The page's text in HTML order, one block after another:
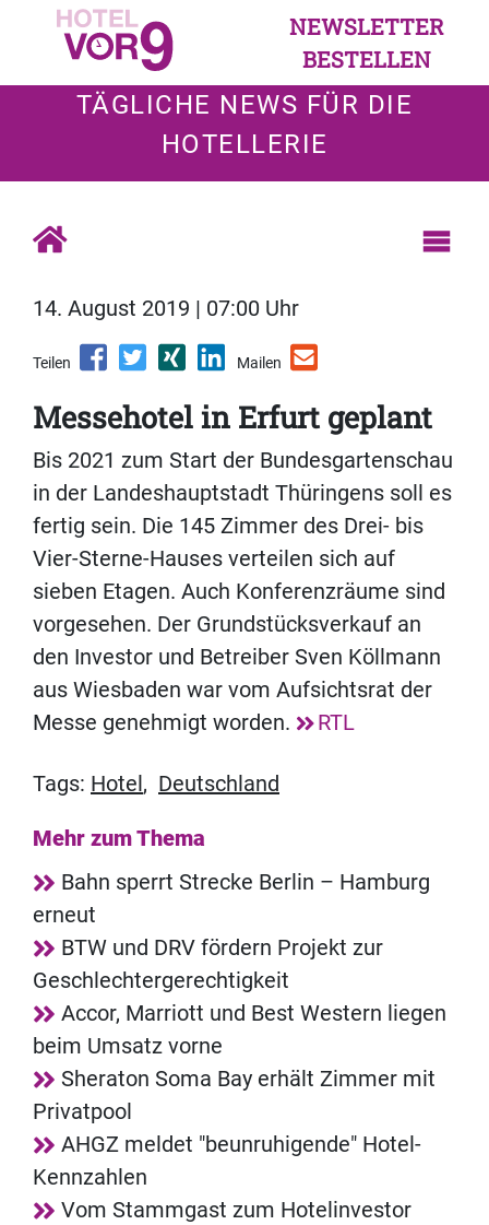
NEWSLETTER
BESTELLEN
TÄGLICHE NEWS FÜR DIE
HOTELLERIE
14. August 2019 | 07:00 Uhr
Teilen Mailen
Messehotel in Erfurt geplant
Bis 2021 zum Start der Bundesgartenschau
in der Landeshauptstadt Thüringens soll es
fertig sein. Die 145 Zimmer des Drei- bis
Vier-Sterne-Hauses verteilen sich auf
sieben Etagen. Auch Konferenzräume sind
vorgesehen. Der Grundstücksverkauf an
den Investor und Betreiber Sven Köllmann
aus Wiesbaden war vom Aufsichtsrat der
Messe genehmigt worden.
RTL
Tags: Hotel , Deutschland
Mehr zum Thema
Bahn sperrt Strecke Berlin – Hamburg
erneut
BTW und DRV fördern Projekt zur
Geschlechtergerechtigkeit
Accor, Marriott und Best Western liegen
beim Umsatz vorne
Sheraton Soma Bay erhält Zimmer mit
Privatpool
AHGZ meldet "beunruhigende" Hotel-
Kennzahlen
Vom Stammgast zum Hotelinvestor